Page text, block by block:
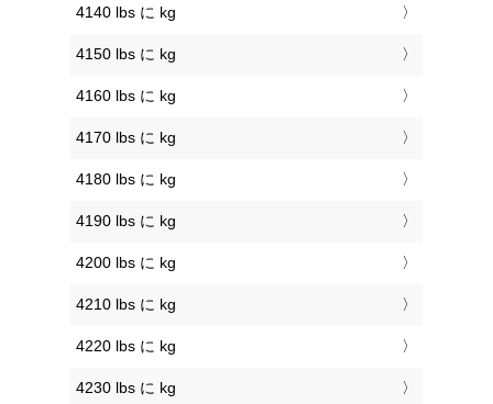
4140 lbs に kg
4150 lbs に kg
4160 lbs に kg
4170 lbs に kg
4180 lbs に kg
4190 lbs に kg
4200 lbs に kg
4210 lbs に kg
4220 lbs に kg
4230 lbs に kg